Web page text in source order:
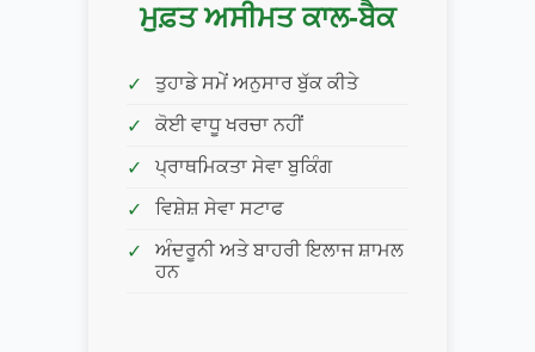
ਮੁਫ਼ਤ ਅਸੀਮਤ ਕਾਲ-ਬੈਕ
ਤੁਹਾਡੇ ਸਮੇਂ ਅਨੁਸਾਰ ਬੁੱਕ ਕੀਤੇ
ਕੋਈ ਵਾਧੂ ਖਰਚਾ ਨਹੀਂ
ਪ੍ਰਾਥਮਿਕਤਾ ਸੇਵਾ ਬੁਕਿੰਗ
ਵਿਸ਼ੇਸ਼ ਸੇਵਾ ਸਟਾਫ
ਅੰਦਰੂਨੀ ਅਤੇ ਬਾਹਰੀ ਇਲਾਜ ਸ਼ਾਮਲ
ਹਨ